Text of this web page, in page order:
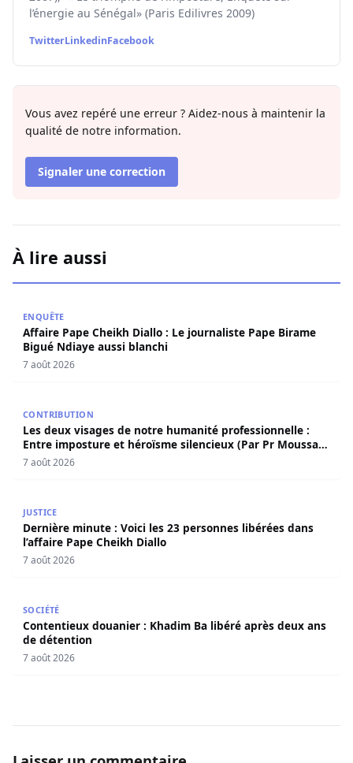
l’énergie au Sénégal» (Paris Edilivres 2009)
TwitterLinkedinFacebook
Vous avez repéré une erreur ? Aidez-nous à maintenir la
qualité de notre information.
Signaler une correction
À lire aussi
ENQUÊTE
Affaire Pape Cheikh Diallo : Le journaliste Pape Birame
Bigué Ndiaye aussi blanchi
7 août 2026
CONTRIBUTION
Les deux visages de notre humanité professionnelle :
Entre imposture et héroïsme silencieux (Par Pr Moussa
Seydi)
7 août 2026
JUSTICE
Dernière minute : Voici les 23 personnes libérées dans
l’affaire Pape Cheikh Diallo
7 août 2026
SOCIÉTÉ
Contentieux douanier : Khadim Ba libéré après deux ans
de détention
7 août 2026